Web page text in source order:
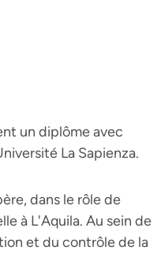
un diplôme avec
La Sapienza.
dans le rôle de
à L'Aquila. Au sein de
et du contrôle de la